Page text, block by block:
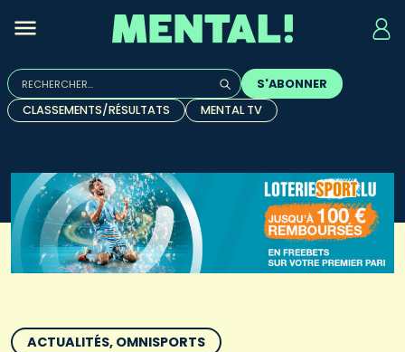
Rechercher :
Quand les résultats de l'auto-complétion sont
S'ABONNER
CLASSEMENTS/RÉSULTATS
MENTAL TV
ACTUALITÉS OMNISPORTS